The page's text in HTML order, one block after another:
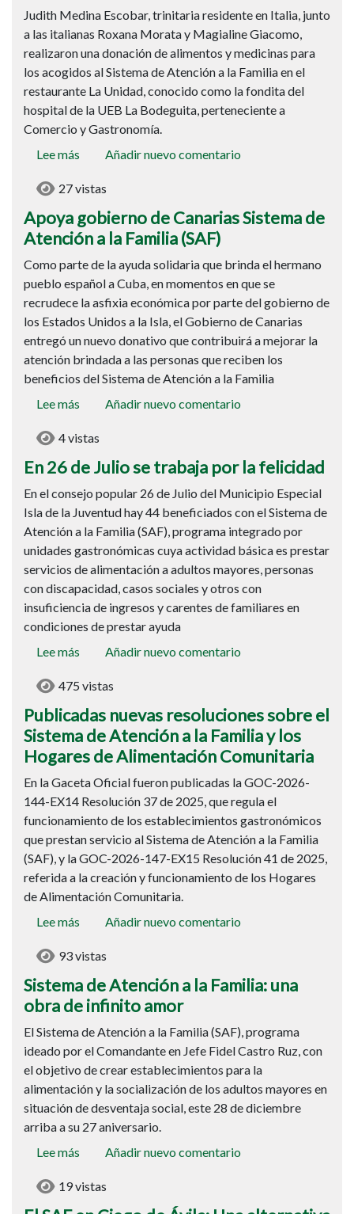
para
Sistema
de
Atención
a
la
Familia
Judith Medina Escobar, trinitaria residente en Italia, junto
a las italianas Roxana Morata y Magialine Giacomo,
realizaron una donación de alimentos y medicinas para
los acogidos al Sistema de Atención a la Familia en el
restaurante La Unidad, conocido como la fondita del
hospital de la UEB La Bodeguita, perteneciente a
Comercio y Gastronomía.
Lee más sobre
gobierno
Canarias
Sistema
de
Atención
a
la
Familia
(SAF)
Añadir nuevo comentario
27 vistas
Apoya gobierno de Canarias Sistema de
Atención a la Familia (SAF)
Como parte de la ayuda solidaria que brinda el hermano
pueblo español a Cuba, en momentos en que se
recrudece la asfixia económica por parte del gobierno de
los Estados Unidos a la Isla, el Gobierno de Canarias
entregó un nuevo donativo que contribuirá a mejorar la
atención brindada a las personas que reciben los
beneficios del Sistema de Atención a la Familia
Lee más sobre
26
se
trabaja
por
la
felicidad
Añadir nuevo comentario
4 vistas
En 26 de Julio se trabaja por la felicidad
En el consejo popular 26 de Julio del Municipio Especial
Isla de la Juventud hay 44 beneficiados con el Sistema de
Atención a la Familia (SAF), programa integrado por
unidades gastronómicas cuya actividad básica es prestar
servicios de alimentación a adultos mayores, personas
con discapacidad, casos sociales y otros con
insuficiencia de ingresos y carentes de familiares en
condiciones de prestar ayuda
Lee más sobre
nuevas
resoluciones
sobre
el
Sistema
de
Atención
a
la
Familia
y
los
Hogares
Alimentación
Añadir nuevo comentario
475 vistas
Publicadas nuevas resoluciones sobre el
Sistema de Atención a la Familia y los
Hogares de Alimentación Comunitaria
En la Gaceta Oficial fueron publicadas la GOC-2026-
144-EX14 Resolución 37 de 2025, que regula el
funcionamiento de los establecimientos gastronómicos
que prestan servicio al Sistema de Atención a la Familia
(SAF), y la GOC-2026-147-EX15 Resolución 41 de 2025,
referida a la creación y funcionamiento de los Hogares
de Alimentación Comunitaria.
Lee más sobre
de
Atención
la
Familia:
una
obra
de
infinito
amor
Añadir nuevo comentario
93 vistas
Sistema de Atención a la Familia: una
obra de infinito amor
El Sistema de Atención a la Familia (SAF), programa
ideado por el Comandante en Jefe Fidel Castro Ruz, con
el objetivo de crear establecimientos para la
alimentación y la socialización de los adultos mayores en
situación de desventaja social, este 28 de diciembre
arriba a su 27 aniversario.
Lee más sobre
SAF
Añadir nuevo comentario
19 vistas